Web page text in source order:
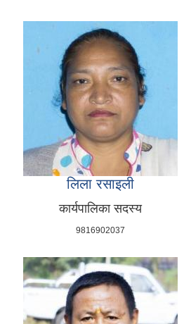
लिला रसाइली
कार्यपालिका सदस्य
9816902037